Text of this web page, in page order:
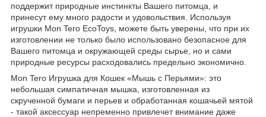
поддержит природные инстинкты Вашего питомца, и
принесут ему много радости и удовольствия. Используя
игрушки Mon Tero EcoToys, можете быть уверены, что при их
изготовлении не только было использовано безопасное для
Вашего питомца и окружающей среды сырье, но и сами
природные ресурсы расходовались предельно экономично.
Mon Tero Игрушка для Кошек «Мышь с Перьями»: это
небольшая симпатичная мышка, изготовленная из
скрученной бумаги и перьев и обработанная кошачьей мятой
- такой аксессуар непременно привлечет внимание даже